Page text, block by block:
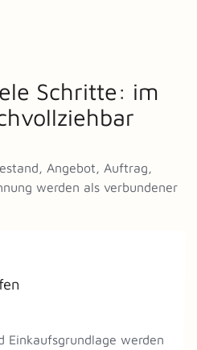
Schritte: im
Angebot, Auftrag,
werden als verbundener
Einkaufsgrundlage werden